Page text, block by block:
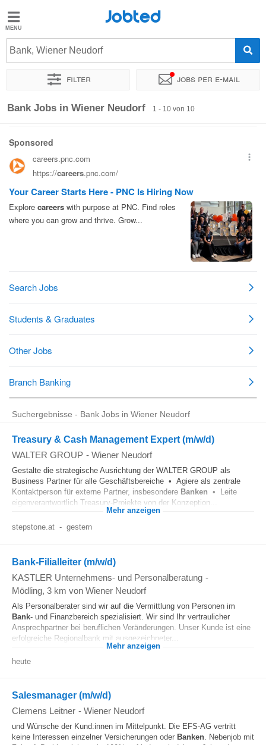
Jobted
Jobs
Jobted
Bank, Wiener Neudorf
Filter Jobs per e-mail
Sortieren nach Genauer Standort
Bank Jobs in Wiener Neudorf 1 - 10 von 10
Suchergebnisse - Bank Jobs in Wiener Neudorf
Treasury & Cash Management Expert (m/w/d)
WALTER GROUP - Wiener Neudorf
Gestalte die strategische Ausrichtung der WALTER GROUP als
Business Partner für alle Geschäftsbereiche • Agiere als zentrale
Kontaktperson für externe Partner, insbesondere Banken • Leite
eigenverantwortlich Treasury-Projekte von der Konzeption...
Mehr anzeigen
stepstone.at - gestern
Bank-Filialleiter (m/w/d)
KASTLER Unternehmens- und Personalberatung -
Mödling, 3 km von Wiener Neudorf
Als Personalberater sind wir auf die Vermittlung von Personen im
Bank- und Finanzbereich spezialisiert. Wir sind Ihr vertraulicher
Ansprechpartner bei beruflichen Veränderungen. Unser Kunde ist eine
erfolgreiche Regionalbank mit ausgezeichneter...
Mehr anzeigen
heute
Salesmanager (m/w/d)
Clemens Leitner - Wiener Neudorf
und Wünsche der Kund:innen im Mittelpunkt. Die EFS-AG vertritt
keine Interessen einzelner Versicherungen oder Banken. Nebenjob mit